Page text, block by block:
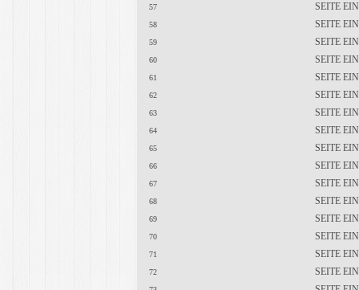
57 SEITE
58 SEITE
59 SEITE
60 SEITE
61 SEITE
62 SEITE
63 SEITE
64 SEITE
65 SEITE
66 SEITE
67 SEITE
68 SEITE
69 SEITE
70 SEITE
71 SEITE
72 SEITE